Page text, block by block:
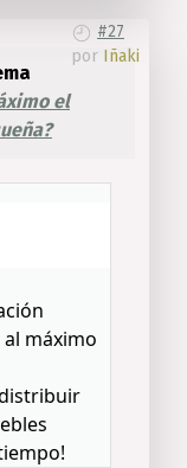
#27
por Iñaki
el
máximo